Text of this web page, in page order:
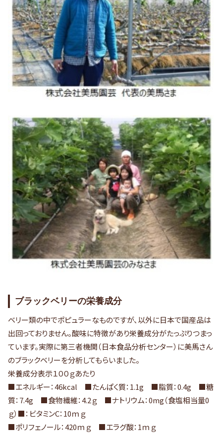
ブラックベリーの栄養成分
ベリー類の中でポピュラーなものですが、以外に日本で国産品は
出回っておりません。酸味に特徴があり栄養成分がたっぷりつまっ
ています。実際に第三者機関（日本食品分析センター）に美馬さん
のブラックベリーを分析してもらいました。
栄養成分表示１００ｇあたり
■エネルギー：46kcal ■たんぱく質：1.1g ■脂質：0.4g ■糖
質：7.4g ■食物繊維：4.2ｇ ■ナトリウム：0mg（食塩相当量0
ｇ）■：ビタミンC：10ｍｇ
■ポリフェノール：420ｍｇ ■エラグ酸：1ｍｇ